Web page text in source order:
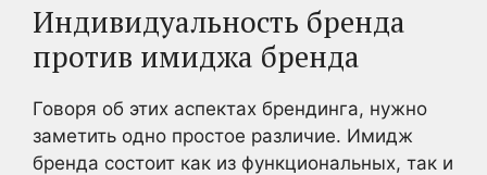
Индивидуальность бренда
против имиджа бренда
Говоря об этих аспектах брендинга, нужно
заметить одно простое различие. Имидж
бренда состоит как из функциональных, так и